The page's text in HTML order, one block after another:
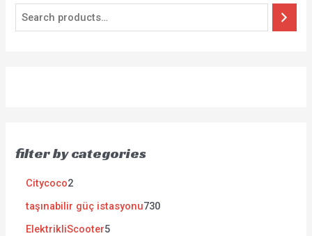
filter by categories
Citycoco2
taşınabilir güç istasyonu730
ElektrikliScooter5